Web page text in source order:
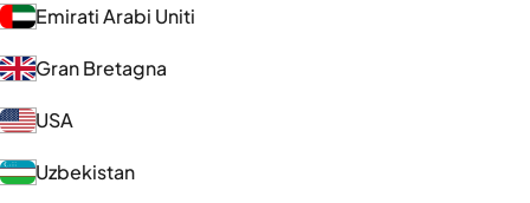
Emirati Arabi Uniti
Gran Bretagna
USA
Uzbekistan